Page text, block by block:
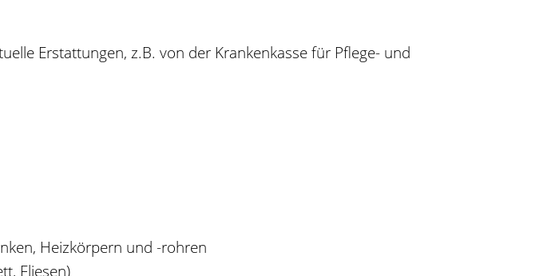
Erstattungen, z.B. von der Krankenkasse für Pflege- und
Heizkörpern und -rohren
Fliesen)